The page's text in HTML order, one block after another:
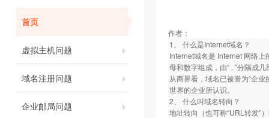
首页
虚拟主机问题
域名注册问题
企业邮局问题
作者：
1、 什么是Internet域名？
Internet域名是 Internet 网络
母和数字组成，由“ . ”分隔成
从商界看，域名已被誉为“企
世界的企业所认识。
2、 什么叫域名转向？
地址转向（也可称“URL转发”